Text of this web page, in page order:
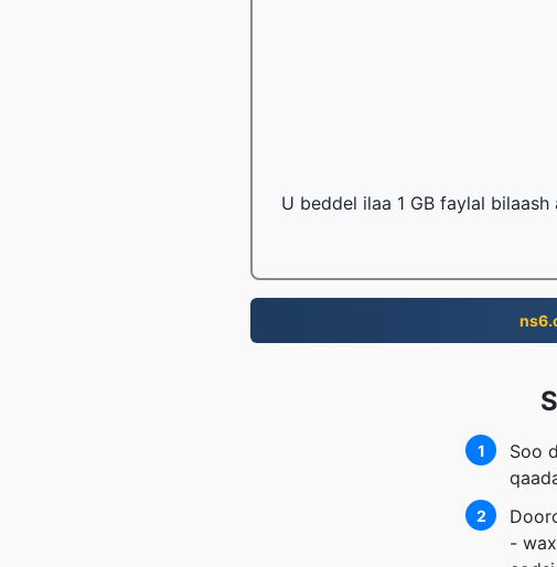
U beddel ilaa 1 GB faylal
1
Soo
2
-